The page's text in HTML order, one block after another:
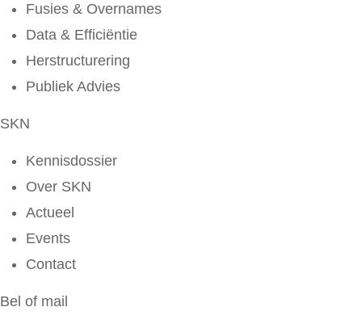
Fusies & Overnames
Data & Efficiëntie
Herstructurering
Publiek Advies
SKN
Kennisdossier
Over SKN
Actueel
Events
Contact
Bel of mail